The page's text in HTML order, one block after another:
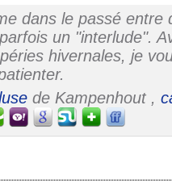
dans le passé entre
un "interlude".
hivernales, je
de Kampenhout ,